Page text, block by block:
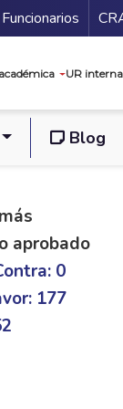
Funcionarios
UR
Blog
19 S
aprobado
0
177